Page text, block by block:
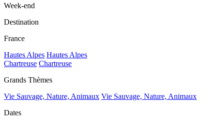
Week-end
Destination
France
Hautes Alpes Hautes Alpes
Chartreuse Chartreuse
Grands Thèmes
Vie Sauvage, Nature, Animaux Vie Sauvage, Nature, Animaux
Dates